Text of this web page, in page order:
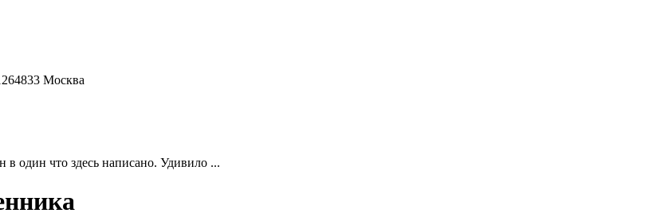
Москва
один что здесь написано. Удивило ...